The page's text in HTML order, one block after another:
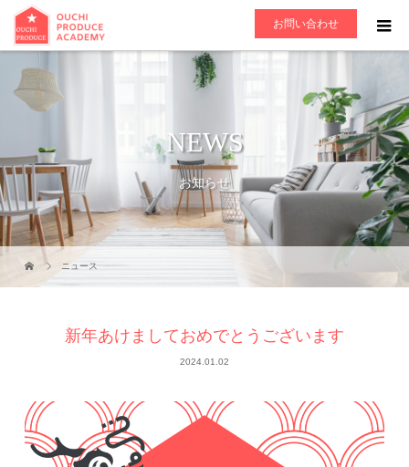
お問い合わせ
NEWS
お知らせ
ニュース
新年あけましておめでとうございます
2024.01.02